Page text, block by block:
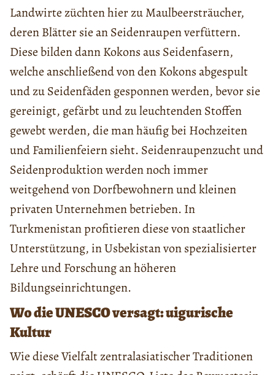
Landwirte züchten hier zu Maulbeersträucher,
deren Blätter sie an Seidenraupen verfüttern.
Diese bilden dann Kokons aus Seidenfasern,
welche anschließend von den Kokons abgespult
und zu Seidenfäden gesponnen werden, bevor sie
gereinigt, gefärbt und zu leuchtenden Stoffen
gewebt werden, die man häufig bei Hochzeiten
und Familienfeiern sieht. Seidenraupenzucht und
Seidenproduktion werden noch immer
weitgehend von Dorfbewohnern und kleinen
privaten Unternehmen betrieben. In
Turkmenistan profitieren diese von staatlicher
Unterstützung, in Usbekistan von spezialisierter
Lehre und Forschung an höheren
Bildungseinrichtungen.
Wo die UNESCO versagt: uigurische
Kultur
Wie diese Vielfalt zentralasiatischer Traditionen